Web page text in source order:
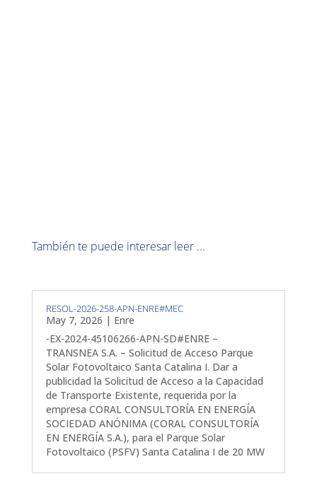
También te puede interesar leer ...
RESOL-2026-258-APN-ENRE#MEC
May 7, 2026 | Enre
-EX-2024-45106266-APN-SD#ENRE –
TRANSNEA S.A. – Solicitud de Acceso Parque
Solar Fotovoltaico Santa Catalina I. Dar a
publicidad la Solicitud de Acceso a la Capacidad
de Transporte Existente, requerida por la
empresa CORAL CONSULTORÍA EN ENERGÍA
SOCIEDAD ANÓNIMA (CORAL CONSULTORÍA
EN ENERGÍA S.A.), para el Parque Solar
Fotovoltaico (PSFV) Santa Catalina I de 20 MW